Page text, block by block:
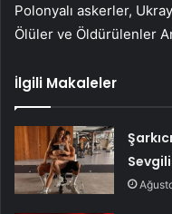
Polonyalı askerler,
Ölüler ve Öldürülenler
İlgili Makaleler